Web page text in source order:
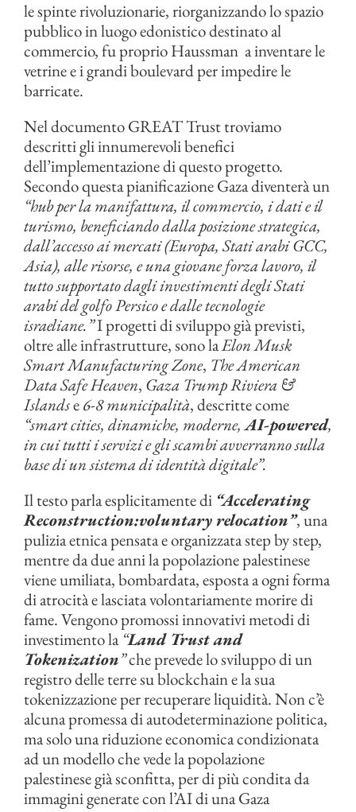
le spinte rivoluzionarie, riorganizzando lo spazio
pubblico in luogo edonistico destinato al
commercio, fu proprio Haussman a inventare le
vetrine e i grandi boulevard per impedire le
barricate.
Nel documento GREAT Trust troviamo
descritti gli innumerevoli benefici
dell’implementazione di questo progetto.
Secondo questa pianificazione Gaza diventerà un
“hub per la manifattura, il commercio, i dati e il
turismo, beneficiando dalla posizione strategica,
dall’accesso ai mercati (Europa, Stati arabi GCC,
Asia), alle risorse, e una giovane forza lavoro, il
tutto supportato dagli investimenti degli Stati
arabi del golfo Persico e dalle tecnologie
israeliane.”I progetti di sviluppo già previsti,
oltre alle infrastrutture, sono laElon Musk
Smart Manufacturing Zone, The American
Data Safe Heaven, Gaza Trump Riviera &
Islandse6-8 municipalità, descritte come
“smart cities, dinamiche, moderne,AI-powered,
in cui tutti i servizi e gli scambi avverranno sulla
base di un sistema di identità digitale”.
Il testo parla esplicitamente di “Accelerating
Reconstruction:voluntary relocation”, una
pulizia etnica pensata e organizzata step by step,
mentre da due anni la popolazione palestinese
viene umiliata, bombardata, esposta a ogni forma
di atrocità e lasciata volontariamente morire di
fame. Vengono promossi innovativi metodi di
investimento la “Land Trust and
Tokenization”che prevede lo sviluppo di un
registro delle terre su blockchain e la sua
tokenizzazione per recuperare liquidità. Non c’è
alcuna promessa di autodeterminazione politica,
ma solo una riduzione economica condizionata
ad un modello che vede la popolazione
palestinese già sconfitta, per di più condita da
immagini generate con l’AI di una Gaza